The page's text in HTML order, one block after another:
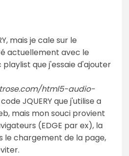
mais je cale sur le
actuellement avec le
playlist que j'essaie d'ajouter
html5-audio-
JQUERY que j'utilise a
mais mon souci provient
(EDGE par ex), la
le chargement de la page,